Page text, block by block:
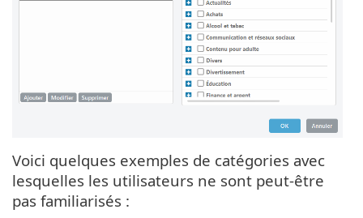
Voici quelques exemples de catégories avec
lesquelles les utilisateurs ne sont peut-être
pas familiarisés :